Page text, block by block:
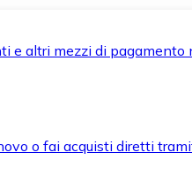
e altri mezzi di pagamento
o fai acquisti diretti